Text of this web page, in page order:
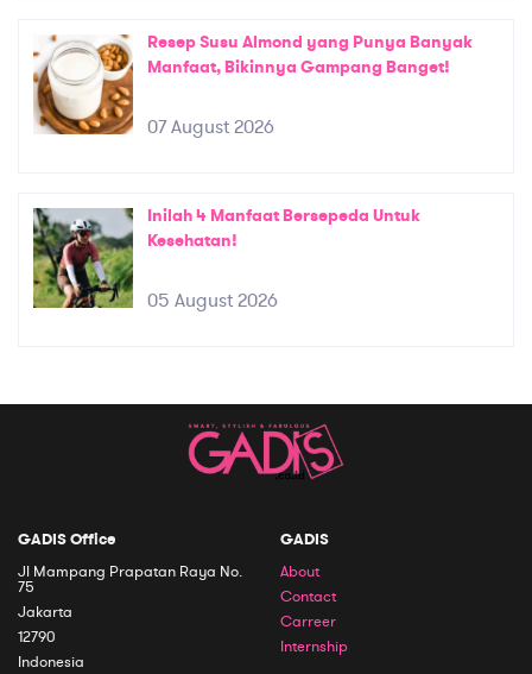
Resep Susu Almond yang Punya Banyak
Manfaat, Bikinnya Gampang Banget!
07 August 2026
Inilah 4 Manfaat Bersepeda Untuk
Kesehatan!
05 August 2026
GADIS Office
Jl Mampang Prapatan Raya No.
75
Jakarta
12790
Indonesia
GADIS
About
Contact
Carreer
Internship